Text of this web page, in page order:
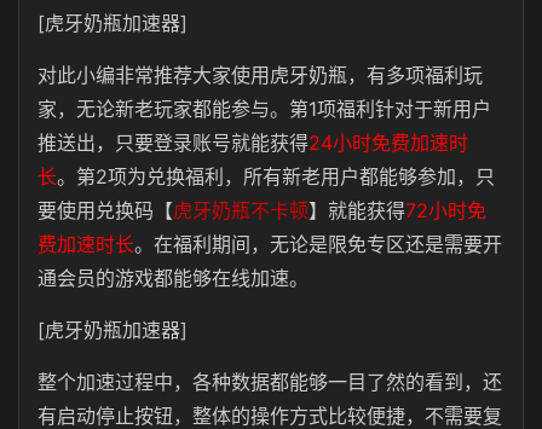
[虎牙奶瓶加速器]
对此小编非常推荐大家使用虎牙奶瓶，有多项福利玩
家，无论新老玩家都能参与。第1项福利针对于新用户
推送出，只要登录账号就能获得24小时免费加速时
长。第2项为兑换福利，所有新老用户都能够参加，只
要使用兑换码【虎牙奶瓶不卡顿】就能获得72小时免
费加速时长。在福利期间，无论是限免专区还是需要开
通会员的游戏都能够在线加速。
[虎牙奶瓶加速器]
整个加速过程中，各种数据都能够一目了然的看到，还
有启动停止按钮，整体的操作方式比较便捷，不需要复